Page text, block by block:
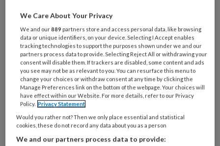
Blog Marion Duisterhof – Cao: Hoe
gaat dit aflopen?
We zitten met z’n allen al tegen de bkr aan te
hikken en alsof dat nog niet genoeg is, komen
We Care About Your Privacy
We and our889 partners store and access personal data, like browsing
data or unique identifiers, on your device. Selecting I Accept enables
tracking technologies to support the purposes shown under we and our
partners process data to provide. Selecting Reject All or withdrawing your
consent will disable them. If trackers are disabled, some content and ads
you see may not be as relevant to you. You can resurface this menu to
change your choices or withdraw consent at any time by clicking the
Manage Preferences link on the bottom of the webpage. Your choices will
have effect within our Website. For more details, refer to our Privacy
Policy. Privacy Statement
Would you rather not? Then we only place essential and statistical
cookies, these do not record any data about you as a person
We and our partners process data to provide: